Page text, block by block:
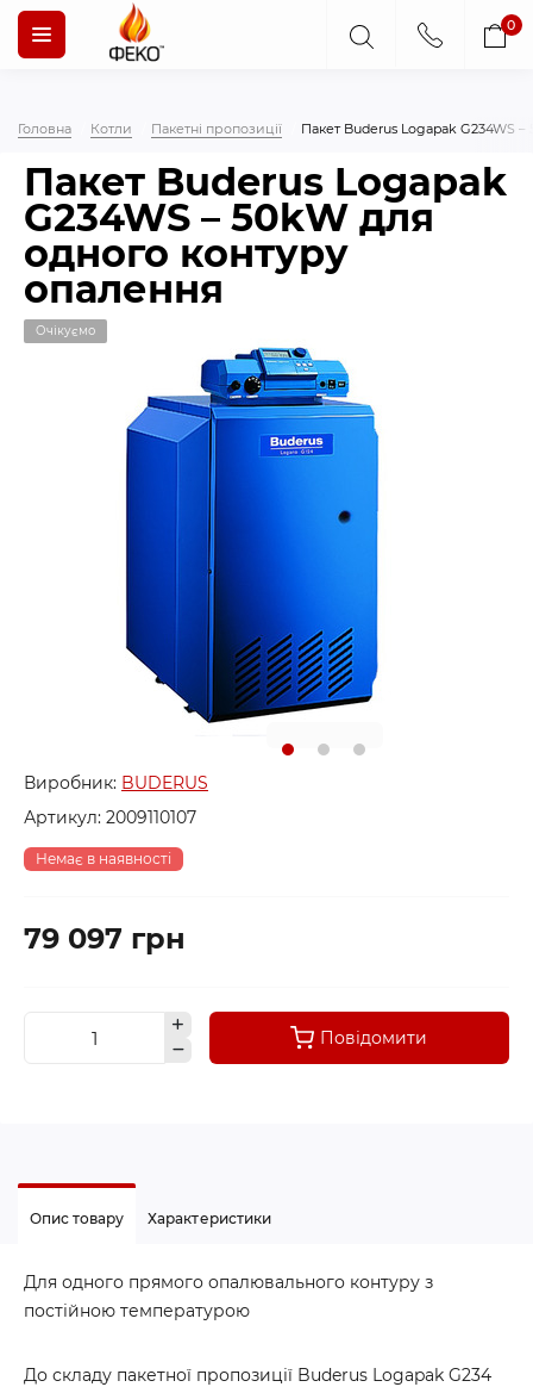
0
Головна Котли Пакетні пропозиції Пакет Buderus Logapak G234WS
Пакет Buderus Logapak
G234WS – 50kW для
одного контуру
опалення
Очікуємо
Виробник: BUDERUS
Артикул: 2009110107
Немає в наявності
79 097 грн
Повідомити
Опис товару Характеристики
Для одного прямого опалювального контуру з
постійною температурою
До складу пакетної пропозиції Buderus Logapak G234